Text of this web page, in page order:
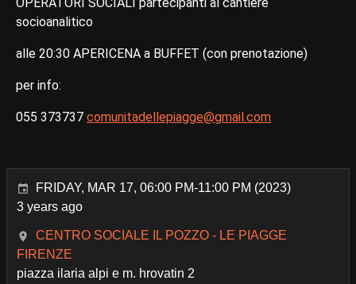
socioanalitico
alle 20:30 APERICENA a BUFFET (con prenotazione)
per info:
055 373737 comunitadellepiagge@gmail.com
FRIDAY, MAR 17, 06:00 PM-11:00 PM (2023)
3 years ago
CENTRO SOCIALE IL POZZO - LE PIAGGE
FIRENZE
piazza ilaria alpi e m. hrovatin 2